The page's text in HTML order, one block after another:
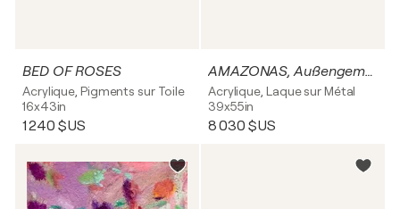
BED OF ROSES
Acrylique, Pigments sur Toile
16x43in
1 240 $US
AMAZONAS, Außengemälde
Acrylique, Laque sur Métal
39x55in
8 030 $US